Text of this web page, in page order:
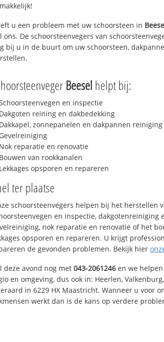
u een probleem met uw schoorsteen in
ons. De schoorsteenvegers van
bij u in de buurt om uw schoorsteen,
Beesel helpt bij:
en inspectie
Dakgoten reining en dakbedekking
Dakkapel, zonnepanelen en dakpannen reiniging
Gevelreiniging
Nok reparatie en renovatie
Bouwen van rookkanalen
Lekkages opsporen en repareren
ter plaatse
schoorsteenvegers helpen bij het herstellen
en inspectie, dakgotenreiniging
nok reparatie en renovatie of het
opsporen en repareren. U krijgt
de gevonden problemen. Bekijk hier
deze avond nog met 043-2061246 en we
en omgeving, dus ook in: Heerlen,
in 6229 HX Maastricht. Wanneer u voor
werkt dan is de kans op verdere